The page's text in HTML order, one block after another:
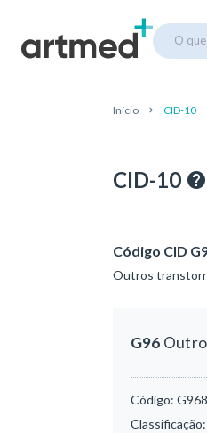
O
Início CID-10
CID-10
Código CID
Outros
G96
Código: G968
Classificação: